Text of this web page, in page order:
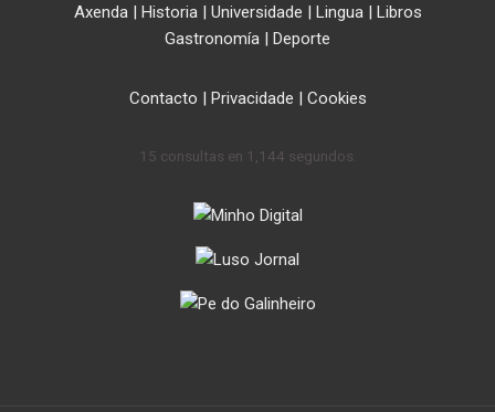
Axenda| Historia| Universidade | Lingua| Libros
Gastronomía | Deporte
Contacto | Privacidade | Cookies
15 consultas en 1,144 segundos.